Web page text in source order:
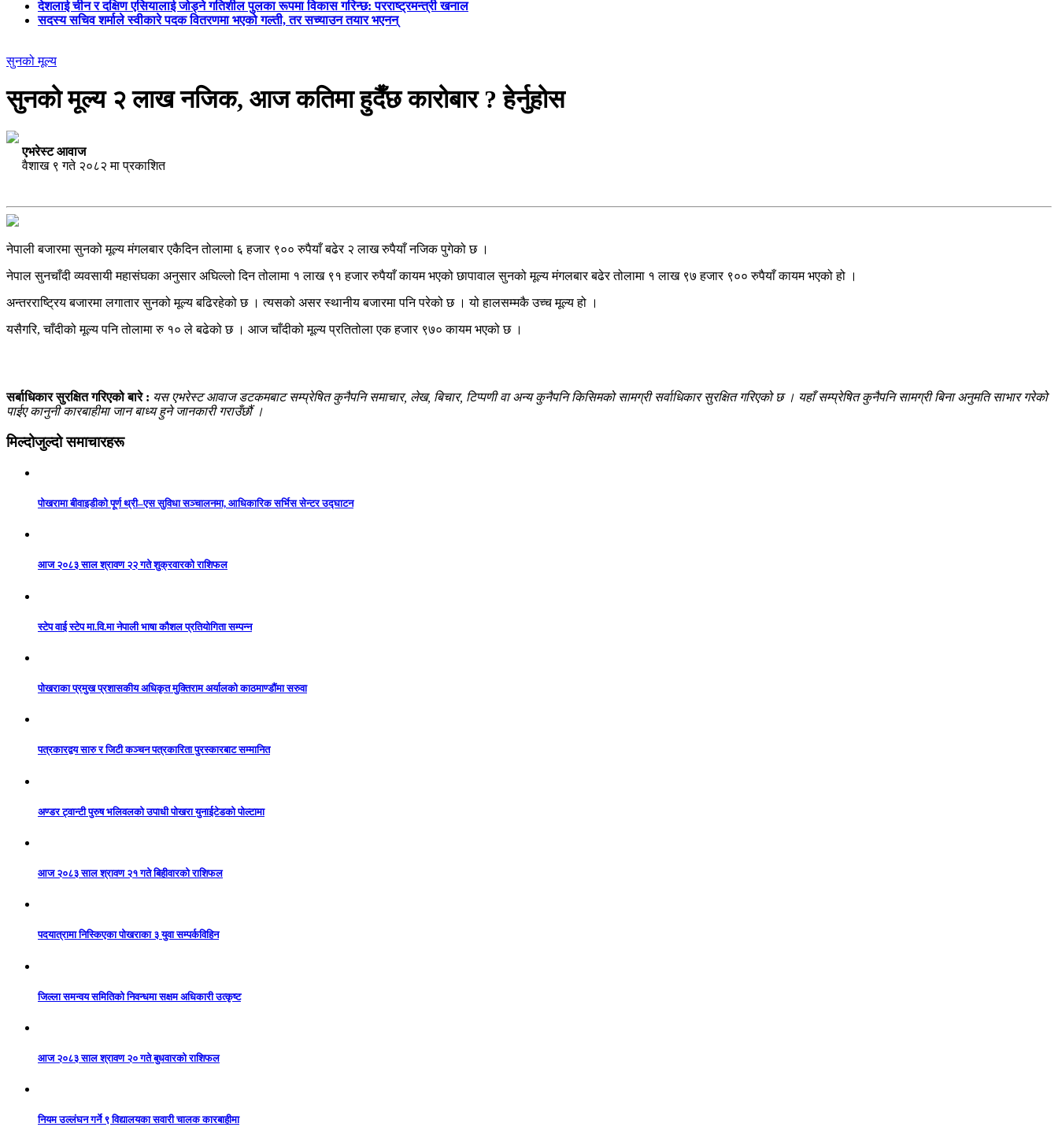
देशलाई चीन र दक्षिण एसियालाई जोड्ने गतिशील पुलका रूपमा विकास गरिन्छ: परराष्ट्रमन्त्री खनाल
सदस्य सचिव शर्माले स्वीकारे पदक वितरणमा भएको गल्ती, तर सच्याउन तयार भएनन्
सुनको मूल्य
सुनको मूल्य २ लाख नजिक, आज कतिमा हुदैँछ कारोबार ? हेर्नुहोस
एभरेस्ट आवाज
वैशाख ९ गते २०८२ मा प्रकाशित
नेपाली बजारमा सुनको मूल्य मंगलबार एकैदिन तोलामा ६ हजार ९०० रुपैयाँ बढेर २ लाख रुपैयाँ नजिक पुगेको छ ।
नेपाल सुनचाँदी व्यवसायी महासंघका अनुसार अघिल्लो दिन तोलामा १ लाख ९१ हजार रुपैयाँ कायम भएको छापावाल सुनको मूल्य मंगलबार बढेर तोलामा १ लाख ९७ हजार ९०० रुपैयाँ कायम भएको हो ।
अन्तरराष्ट्रिय बजारमा लगातार सुनको मूल्य बढिरहेको छ । त्यसको असर स्थानीय बजारमा पनि परेको छ । यो हालसम्मकै उच्च मूल्य हो ।
यसैगरि, चाँदीको मूल्य पनि तोलामा रु १० ले बढेको छ । आज चाँदीको मूल्य प्रतितोला एक हजार ९७० कायम भएको छ ।
सर्बाधिकार सुरक्षित गरिएको बारे : यस एभरेस्ट आवाज डटकमबाट सम्प्रेषित कुनैपनि समाचार, लेख, बिचार, टिप्पणी वा अन्य कुनैपनि किसिमको सामग्री सर्वाधिकार सुरक्षित गरिएको छ । यहाँ सम्प्रेषित कुनैपनि सामग्री बिना अनुमति साभार गरेको
पाईए कानुनी कारबाहीमा जान बाध्य हुने जानकारी गराउँछौं ।
मिल्दोजुल्दो समाचारहरू
पोखरामा बीवाइडीको पूर्ण थ्री–एस सुविधा सञ्चालनमा, आधिकारिक सर्भिस सेन्टर उद्घाटन
आज २०८३ साल श्रावण २२ गते शुक्रवारको राशिफल
स्टेप वाई स्टेप मा.वि.मा नेपाली भाषा कौशल प्रतियोगिता सम्पन्न
पोखराका प्रमुख प्रशासकीय अधिकृत मुक्तिराम अर्यालको काठमाण्डौंमा सरुवा
पत्रकारद्वय सारु र जिटी कञ्चन पत्रकारिता पुरस्कारबाट सम्मानित
अण्डर ट्वान्टी पुरुष भलिवलको उपाधी पोखरा युनाईटेडको पोल्टामा
आज २०८३ साल श्रावण २१ गते बिहीवारको राशिफल
पदयात्रामा निस्किएका पोखराका ३ युवा सम्पर्कविहिन
जिल्ला समन्वय समितिको निवन्धमा सक्षम अधिकारी उत्कृष्ट
आज २०८३ साल श्रावण २० गते बुधवारको राशिफल
नियम उल्लंघन गर्ने ९ विद्यालयका सवारी चालक कारबाहीमा